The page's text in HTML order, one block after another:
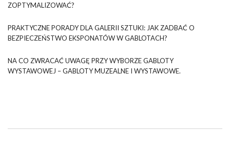
ZOPTYMALIZOWAĆ?
PRAKTYCZNE PORADY DLA GALERII SZTUKI: JAK ZADBAĆ O
BEZPIECZEŃSTWO EKSPONATÓW W GABLOTACH?
NA CO ZWRACAĆ UWAGĘ PRZY WYBORZE GABLOTY
WYSTAWOWEJ – GABLOTY MUZEALNE I WYSTAWOWE.